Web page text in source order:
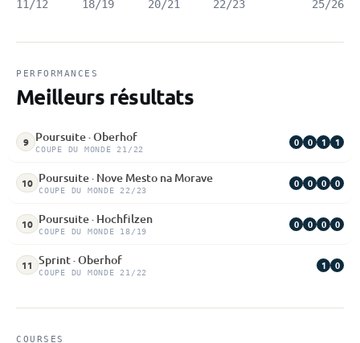
11/12 18/19 20/21 22/23 25/26
PERFORMANCES
Meilleurs résultats
9 Poursuite · Oberhof
COUPE DU MONDE 21/22
0 0 1 1
10 Poursuite · Nove Mesto na Morave
COUPE DU MONDE 22/23
0 0 0 0
10 Poursuite · Hochfilzen
COUPE DU MONDE 18/19
0 0 0 0
11 Sprint · Oberhof
COUPE DU MONDE 21/22
1 0
COURSES